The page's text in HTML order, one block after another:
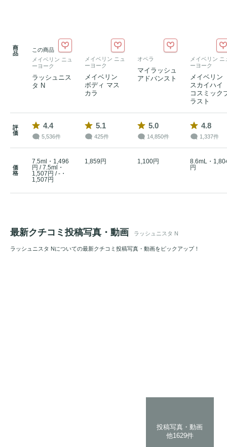
商
品
この商品
メイベリン ニュ
ーヨーク
ラッシュニス
タ N
メイベリン ニュ
ーヨーク
メイベリン
ボディ マス
カラ
オペラ
マイラッシュ
アドバンスト
メイベリン ニ
ーヨーク
メイベリン
スカイハイ
コスミック
ラスト
評
価
4.4
5,536件
5.1
425件
5.0
14,850件
4.8
1,337件
価
格
7.5ml・1,496
円 / 7.5ml・
1,507円 / -・
1,507円
1,859円 1,100円
8.6mL・
円
最新クチコミ投稿写真・動画 ラッシュニスタ N
ラッシュニスタ Nについての最新クチコミ投稿写真・動画をピックアップ！
投稿写真・動画
他1629件